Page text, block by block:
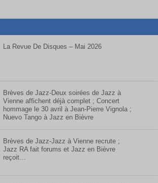
La Revue De Disques – Mai 2026
Brèves de Jazz-Deux soirées de Jazz à
Vienne affichent déjà complet ; Concert
hommage le 30 avril à Jean-Pierre Vignola ;
Nuevo Tango à Jazz en Bièvre
Brèves de Jazz-Jazz à Vienne recrute ;
Jazz RA fait forums et Jazz en Bièvre
reçoit…